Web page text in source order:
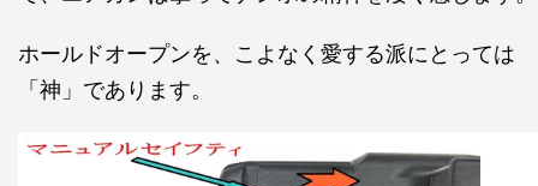
ホールドオープンを、こよなく愛する派にとっては
「神」であります。